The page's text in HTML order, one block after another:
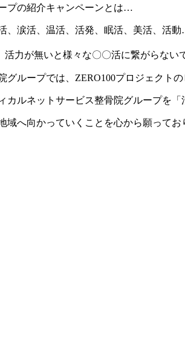
プの紹介キャンペーンとは…
、涙活、温活、活発、眠活、美活、活
力が無いと様々な〇〇活に繋がらない
ループでは、ZERO100プロジェクト
カルネットサービス整骨院グループを
へ向かっていくことを心から願ってお